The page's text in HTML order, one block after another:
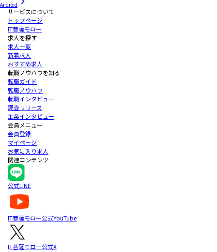
Android
サービスについて
トップページ
IT菩薩モロー
求人を探す
求人一覧
新着求人
おすすめ求人
転職ノウハウを知る
転職ガイド
転職ノウハウ
転職インタビュー
調査リリース
企業インタビュー
会員メニュー
会員登録
マイページ
お気に入り求人
関連コンテンツ
公式LINE
IT菩薩モロー公式YouTube
IT菩薩モロー公式X